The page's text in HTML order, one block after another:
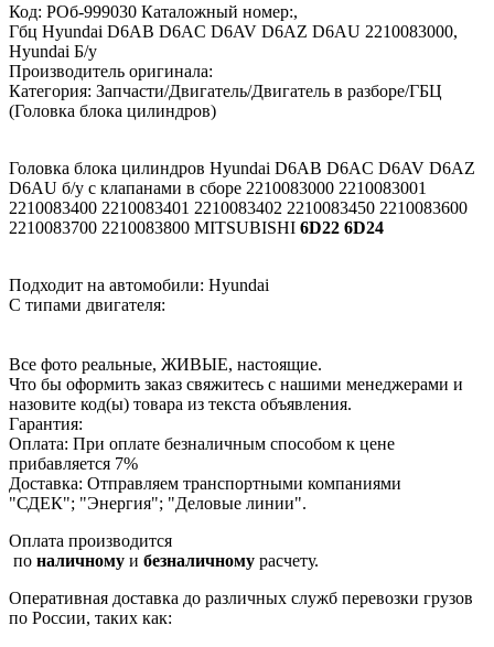
Код: РОб-999030 Каталожный номер:,
Гбц Hyundai D6AB D6AC D6AV D6AZ D6AU 2210083000,
Hyundai Б/у
Производитель оригинала:
Категория: Запчасти/Двигатель/Двигатель в разборе/ГБЦ
(Головка блока цилиндров)
Головка блока цилиндров Hyundai D6AB D6AC D6AV D6AZ
D6AU б/у с клапанами в сборе 2210083000 2210083001
2210083400 2210083401 2210083402 2210083450 2210083600
2210083700 2210083800 MITSUBISHI 6D22 6D24
Подходит на автомобили: Hyundai
С типами двигателя:
Все фото реальные, ЖИВЫЕ, настоящие.
Что бы оформить заказ свяжитесь с нашими менеджерами и
назовите код(ы) товара из текста объявления.
Гарантия:
Оплата: При оплате безналичным способом к цене
прибавляется 7%
Доставка: Отправляем транспортными компаниями
"СДЕК"; "Энергия"; "Деловые линии".
Оплата производится
по наличному и безналичному расчету.
Оперативная доставка до различных служб перевозки грузов
по России, таких как: